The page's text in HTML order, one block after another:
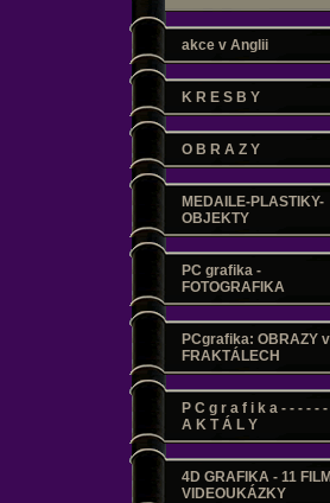
akce v Anglii
K R E S B Y
O B R A Z Y
MEDAILE-PLASTIKY-
OBJEKTY
PC grafika -
FOTOGRAFIKA
PCgrafika: OBRAZY
FRAKTÁLECH
P C g r a f i k a - - - - - -
A K T Á L Y
4D GRAFIKA - 11
VIDEOUKÁZKY